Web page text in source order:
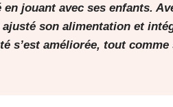
jouant avec ses enfants.
son alimentation et
s’est améliorée, tout